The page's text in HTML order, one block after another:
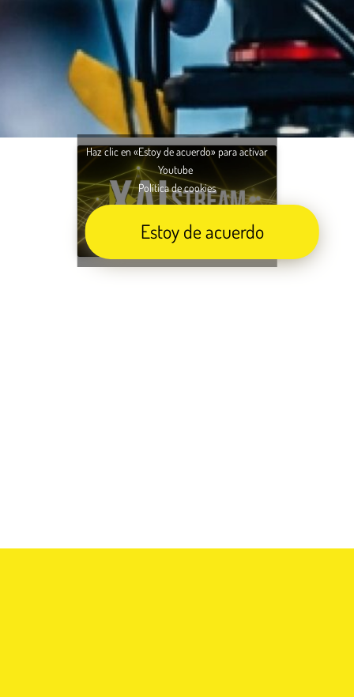
Haz clic en «Estoy de acuerdo» para activar
Youtube
Política de cookies
Estoy de acuerdo